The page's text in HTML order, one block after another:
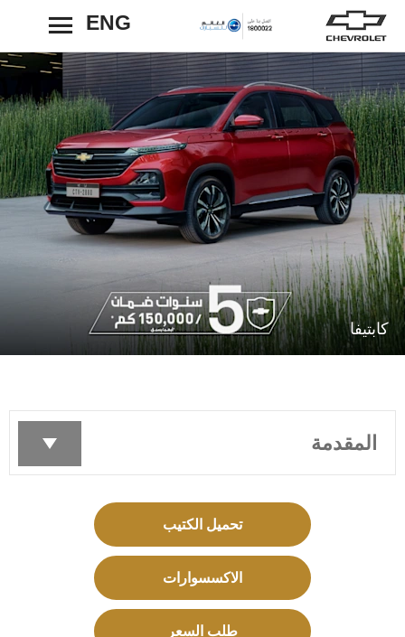
ENG رجوع
كابتيفا
المقدمة
تحميل الكتيب
الاكسسوارات
طلب السعر